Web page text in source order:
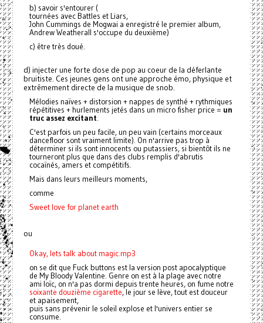
b) savoir s'entourer (
tournées avec Battles et Liars,
John Cummings de Mogwai a enregistré le premier album,
Andrew Weatherall s'occupe du deuxième)
c) être très doué.
d) injecter une forte dose de pop au coeur de la déferlante
bruitiste. Ces jeunes gens ont une approche émo, physique et
extrêmement directe de la musique de snob.
Mélodies naïves + distorsion + nappes de synthé + rythmiques
répétitives + hurlements jetés dans un micro fisher price = un
truc assez excitant.
C'est parfois un peu facile, un peu vain (certains morceaux
dancefloor sont vraiment limite). On n'arrive pas trop à
déterminer si ils sont innocents ou putassiers, si bientôt ils ne
tourneront plus que dans des clubs remplis d'abrutis
cocaïnés, amers et compétitifs.
Mais dans leurs meilleurs moments,
comme
Sweet love for planet earth
ou
Okay, lets talk about magic.mp3
on se dit que Fuck buttons est la version post apocalyptique
de My Bloody Valentine. Genre on est à la plage avec notre
ami loïc, on n'a pas dormi depuis trente heures, on fume notre
soixante douzième cigarette, le jour se lève, tout est douceur
et apaisement,
puis sans prévenir le soleil explose et l'univers entier se
consume.